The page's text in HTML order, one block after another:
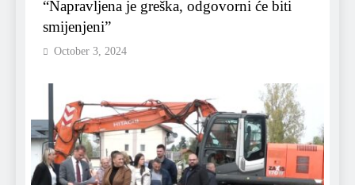
“Napravljena je greška, odgovorni će biti
smijenjeni”
October 3, 2024